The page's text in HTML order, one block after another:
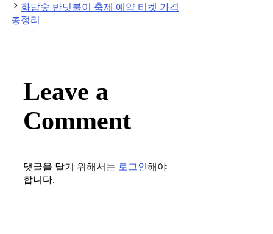
화담숲 반딧불이 축제 예약 티켓 가격
총정리
Leave a
Comment
댓글을 달기 위해서는 로그인해야
합니다.